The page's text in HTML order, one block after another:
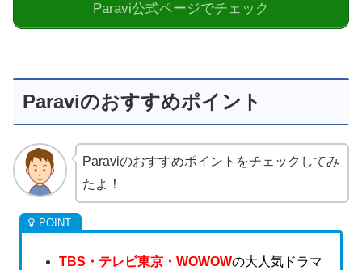
Paravi公式ページでチェック
Paraviのおすすめポイント
Paraviのおすすめポイントをチェックしてみ
たよ！
TBS・テレビ東京・WOWOWの大人気ドラマ